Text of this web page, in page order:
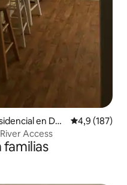
en Da
Calificación
4,9 (187)
- Studio Apt. with River Access
familias